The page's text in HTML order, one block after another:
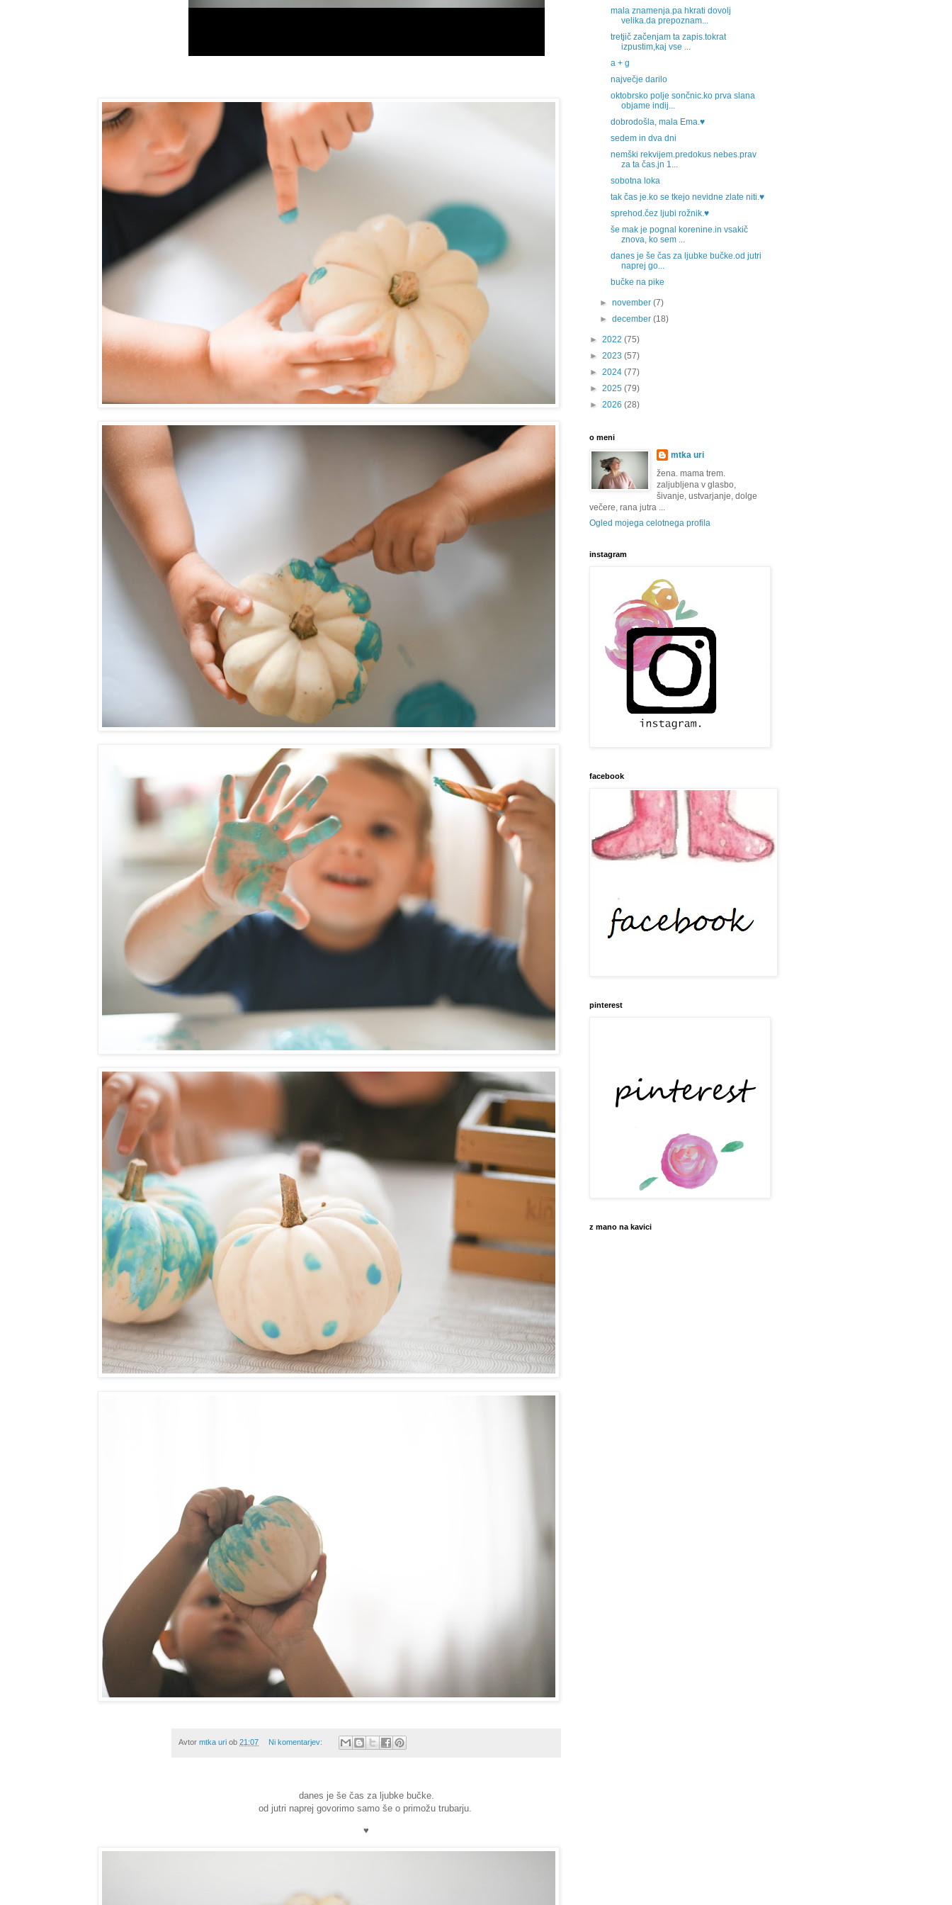
Avtor mtka uri ob 21:07 Ni komentarjev:
danes je še čas za ljubke bučke.
od jutri naprej govorimo samo še o primožu trubarju.
♥
mala znamenja.pa hkrati dovolj
velika.da prepoznam...
tretjič začenjam ta zapis.tokrat
izpustim,kaj vse ...
a + g
največje darilo
oktobrsko polje sončnic.ko prva slana
objame indij...
dobrodošla, mala Ema.♥
sedem in dva dni
nemški rekvijem.predokus nebes.prav
za ta čas.jn 1...
sobotna loka
tak čas je.ko se tkejo nevidne zlate niti.♥
sprehod.čez ljubi rožnik.♥
še mak je pognal korenine.in vsakič
znova, ko sem ...
danes je še čas za ljubke bučke.od jutri
naprej go...
bučke na pike
►november(7)
►december(18)
► 2022 (75)
► 2023 (57)
► 2024 (77)
► 2025 (79)
► 2026 (28)
o meni
mtka uri
žena. mama trem.
zaljubljena v glasbo,
šivanje, ustvarjanje, dolge
večere, rana jutra ...
Ogled mojega celotnega profila
instagram
facebook
pinterest
z mano na kavici